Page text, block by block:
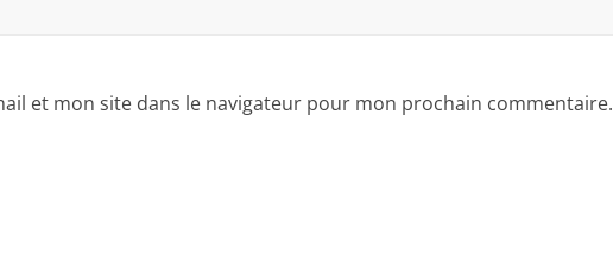
et mon site dans le navigateur pour mon prochain commentaire.